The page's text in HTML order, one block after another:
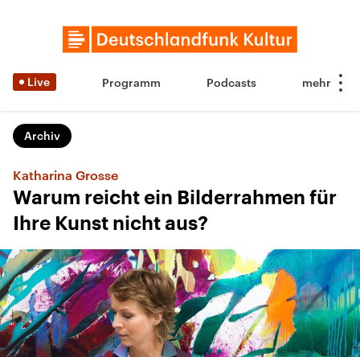
Live Programm Podcasts
Archiv
Katharina Grosse
Warum reicht ein Bilderrahmen für
Ihre Kunst nicht aus?